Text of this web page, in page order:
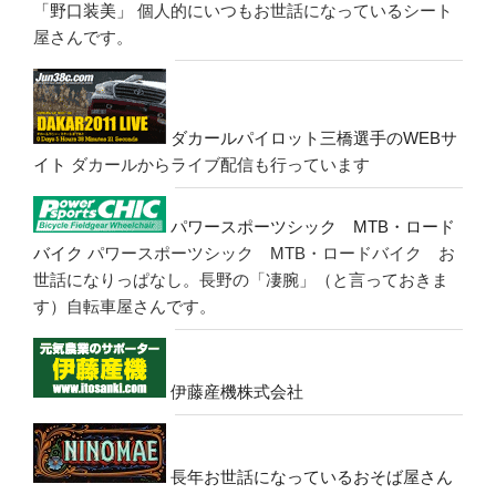
「野口装美」
個人的にいつもお世話になっているシート
屋さんです。
ダカールパイロット三橋選手のWEBサ
イト ダカールからライブ配信も行っています
パワースポーツシック MTB・ロード
バイク パワースポーツシック MTB・ロードバイク お
世話になりっぱなし。長野の「凄腕」（と言っておきま
す）自転車屋さんです。
伊藤産機株式会社
長年お世話になっているおそば屋さん